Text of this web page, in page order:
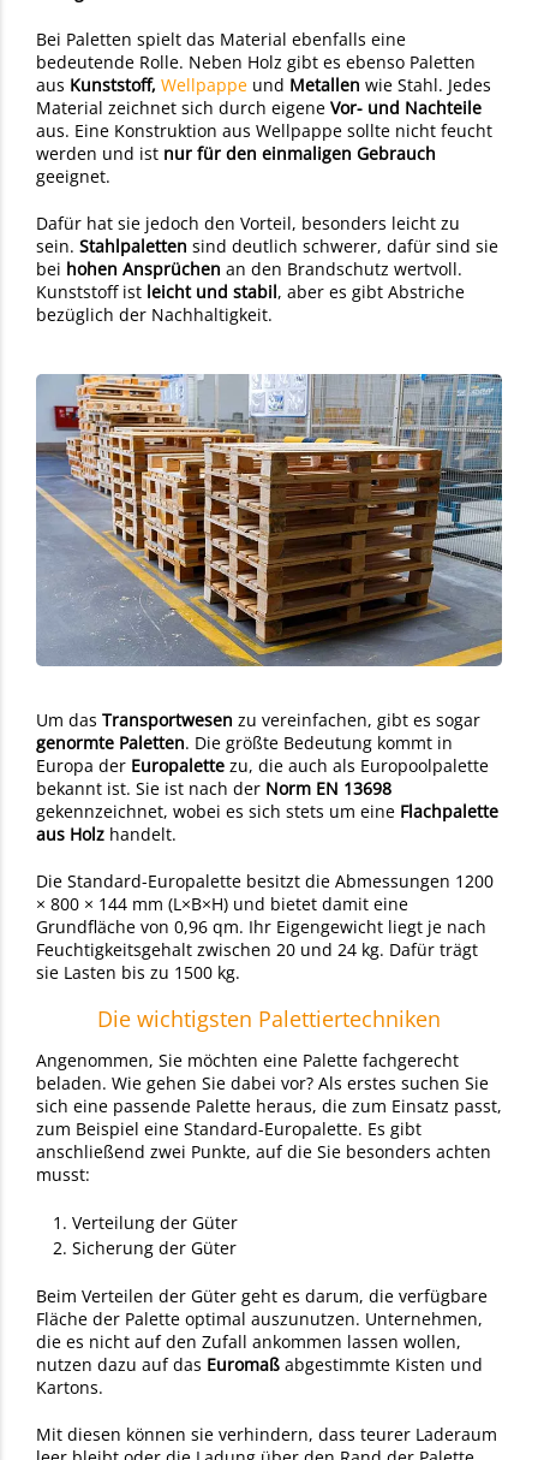
Bei Paletten spielt das Material ebenfalls eine
bedeutende Rolle. Neben Holz gibt es ebenso Paletten
aus Kunststoff, Wellpappe und Metallen wie Stahl. Jedes
Material zeichnet sich durch eigene Vor- und Nachteile
aus. Eine Konstruktion aus Wellpappe sollte nicht feucht
werden und ist nur für den einmaligen Gebrauch
geeignet.
Dafür hat sie jedoch den Vorteil, besonders leicht zu
sein. Stahlpaletten sind deutlich schwerer, dafür sind sie
bei hohen Ansprüchen an den Brandschutz wertvoll.
Kunststoff ist leicht und stabil, aber es gibt Abstriche
bezüglich der Nachhaltigkeit.
Um das Transportwesen zu vereinfachen, gibt es sogar
genormte Paletten. Die größte Bedeutung kommt in
Europa der Europalette zu, die auch als Europoolpalette
bekannt ist. Sie ist nach der Norm EN 13698
gekennzeichnet, wobei es sich stets um eine Flachpalette
aus Holz handelt.
Die Standard-Europalette besitzt die Abmessungen 1200
× 800 × 144 mm (L×B×H) und bietet damit eine
Grundfläche von 0,96 qm. Ihr Eigengewicht liegt je nach
Feuchtigkeitsgehalt zwischen 20 und 24 kg. Dafür trägt
sie Lasten bis zu 1500 kg.
Die wichtigsten Palettiertechniken
Angenommen, Sie möchten eine Palette fachgerecht
beladen. Wie gehen Sie dabei vor? Als erstes suchen Sie
sich eine passende Palette heraus, die zum Einsatz passt,
zum Beispiel eine Standard-Europalette. Es gibt
anschließend zwei Punkte, auf die Sie besonders achten
musst:
Verteilung der Güter
Sicherung der Güter
Beim Verteilen der Güter geht es darum, die verfügbare
Fläche der Palette optimal auszunutzen. Unternehmen,
die es nicht auf den Zufall ankommen lassen wollen,
nutzen dazu auf das Euromaß abgestimmte Kisten und
Kartons.
Mit diesen können sie verhindern, dass teurer Laderaum